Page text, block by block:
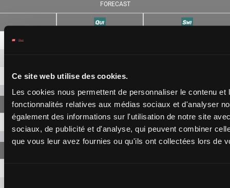
Ce site web utilise des cookies.
Les cookies nous permettent de personnaliser le contenu
fonctionnalités relatives aux médias sociaux et d'analyser
également des informations sur l'utilisation de notre site
sociaux, de publicité et d'analyse, qui peuvent combiner
que vous leur avez fournies ou qu'ils ont collectées lors de
FORECAST
9-13
13-5
9-13-5 81,00 €